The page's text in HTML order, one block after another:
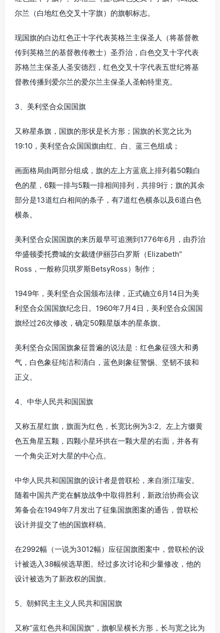
尔兰（白地红色交叉十字旗）的旗帜标志。
现国旗的白边红色正十字代表英格兰主保圣人（将基督教
传到英格兰的基督教传教士）圣乔治，白色交叉十字代表
苏格兰主保圣人圣安德烈，红色交叉十字代表五世纪将基
督教传播到爱尔兰的爱尔兰主保圣人圣帕特里克。
3、美利坚合众国国旗
又称星条旗，国旗的形状是长方形；国旗的长宽之比为
19:10，美利坚合众国国旗由红、白、蓝三色组成；
画面格局由两部分组成，旗的左上方蓝底上排列着50颗白
色的星，6颗一排与5颗一排相间排列，共排9行；旗的其余
部分是13道红白相间的条子，有7道红色横条以及6道白色
横条。
美利坚合众国国旗的来历最早可追溯到1776年6月，由乔治
华盛顿委托费城的女裁缝伊丽莎白罗斯（Elizabeth”
Ross，一般称贝琪罗斯BetsyRoss）制作；
1949年，美利坚合众国颁布法律，正式确立6月14日为美
利坚合众国国旗纪念日。1960年7月4日，美利坚合众国国
旗经过26次修改，确定50颗星版本的星条旗。
美利坚合众国国旗象征普遍的说法是：红色象征强大和勇
气，白色象征纯洁和清白，蓝色则象征警惕、坚韧不拔和
正义。
4、中华人民共和国国旗
又称五星红旗，旗面为红色，长宽比例为3:2。左上方缀黄
色五角星五颗，四颗小星环拱在一颗大星的右面，并各有
一个角尖正对大星的中心点。
中华人民共和国国旗的设计者是曾联松，来自浙江瑞安。
随着中国共产党在解放战争中取得胜利，新政治协商会议
筹备会在1949年7月发出了征集国旗图案的通告，曾联松
设计并提交了他的国旗样稿。
在2992幅（一说为3012幅）应征国旗图案中，曾联松的设
计被选入38幅候选草图。经过多次讨论和少量修改，他的
设计被选为了新政权的国旗。
5、朝鲜民主主义人民共和国国旗
又称“蓝红色共和国国旗”，旗帜呈横长方形，长与宽之比为